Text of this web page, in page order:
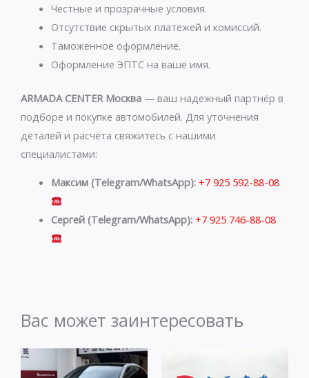
p
p
a
m
Честные и прозрачные условия.
Отсутствие скрытых платежей и комиссий.
Таможенное оформление.
Оформление ЭПТС на ваше имя.
ARMADA CENTER Москва — ваш надежный партнёр в
подборе и покупке автомобилей. Для уточнения
деталей и расчёта свяжитесь с нашими
специалистами:
Максим (Telegram/WhatsApp): +7 925 592-88-08
Сергей (Telegram/WhatsApp): +7 925 746-88-08
Вас может заинтересовать